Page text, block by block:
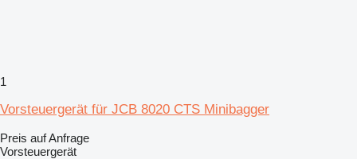
1
Vorsteuergerät für JCB 8020 CTS Minibagger
Preis auf Anfrage
Vorsteuergerät